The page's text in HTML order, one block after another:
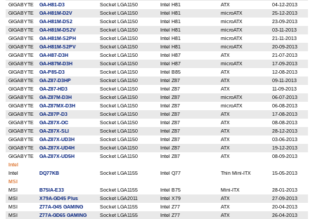
GIGABYTE
GA-H81-D3 Socket LGA1150 Intel H81 ATX
04-12-2013
GIGABYTE
GA-H81M-D2V Socket LGA1150 Intel H81 microATX
25-12-2013
GIGABYTE
GA-H81M-DS2 Socket LGA1150 Intel H81 microATX
23-09-2013
GIGABYTE
GA-H81M-DS2V Socket LGA1150 Intel H81 microATX
03-11-2013
GIGABYTE
GA-H81M-S2PH Socket LGA1150 Intel H81 microATX
21-11-2013
GIGABYTE
GA-H81M-S2PV Socket LGA1150 Intel H81 microATX
20-09-2013
GIGABYTE
GA-H87-D3H Socket LGA1150 Intel H87 ATX
21-07-2013
GIGABYTE
GA-H87M-D3H Socket LGA1150 Intel H87 microATX
17-09-2013
GIGABYTE
GA-P85-D3 Socket LGA1150 Intel B85 ATX
12-08-2013
GIGABYTE
GA-Z87-D3HP Socket LGA1150 Intel Z87 ATX
09-11-2013
GIGABYTE
GA-Z87-HD3 Socket LGA1150 Intel Z87 ATX
11-09-2013
GIGABYTE
GA-Z87M-D3H Socket LGA1150 Intel Z87 microATX
06-07-2013
GIGABYTE
GA-Z87MX-D3H Socket LGA1150 Intel Z87 microATX
06-08-2013
GIGABYTE
GA-Z87P-D3 Socket LGA1150 Intel Z87 ATX
17-08-2013
GIGABYTE
GA-Z87X-OC Socket LGA1150 Intel Z87 ATX
08-08-2013
GIGABYTE
GA-Z87X-SLI Socket LGA1150 Intel Z87 ATX
28-12-2013
GIGABYTE
GA-Z87X-UD3H Socket LGA1150 Intel Z87 ATX
03-06-2013
GIGABYTE
GA-Z87X-UD4H Socket LGA1150 Intel Z87 ATX
19-12-2013
GIGABYTE
GA-Z87X-UD5H Socket LGA1150 Intel Z87 ATX
08-09-2013
Intel
Intel
DQ77KB Socket LGA1155 Intel Q77 Thin Mini-ITX
15-05-2013
MSI
MSI
B75IA-E33 Socket LGA1155 Intel B75 Mini-ITX
28-01-2013
MSI
X79A-GD45 Plus Socket LGA2011 Intel X79 ATX
27-09-2013
MSI
Z77A-G45 GAMING Socket LGA1155 Intel Z77 ATX
20-04-2013
MSI
Z77A-GD65 GAMING Socket LGA1155 Intel Z77 ATX
26-04-2013